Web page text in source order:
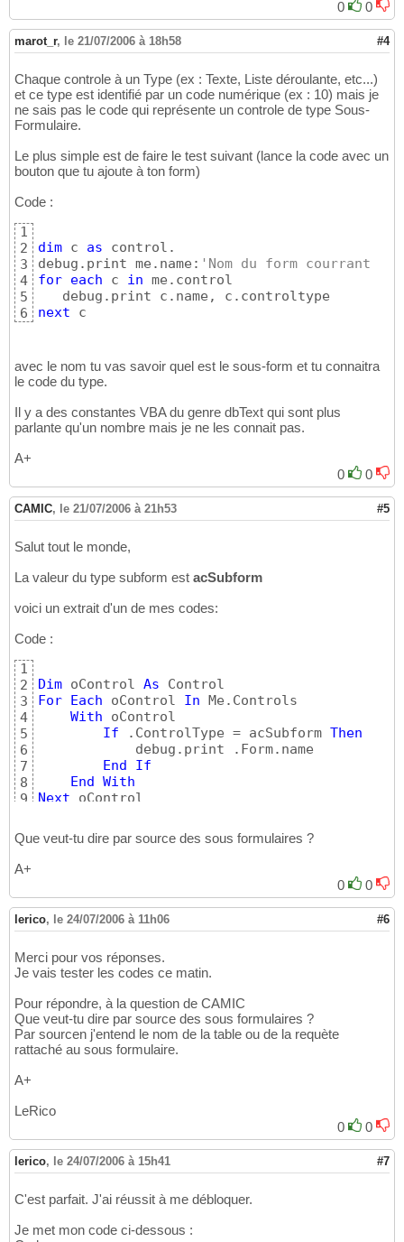
0
0
marot_r, le 21/07/2006 à 18h58 #4
Chaque controle à un Type (ex : Texte, Liste déroulante, etc...)
et ce type est identifié par un code numérique (ex : 10) mais je
ne sais pas le code qui représente un controle de type Sous-
Formulaire.
Le plus simple est de faire le test suivant (lance la code avec un
bouton que tu ajoute à ton form)
Code :
1
2
3
4
5
6
dim c as control.
debug.print me.name: 'Nom du form courrant
for each c in me.control
next c
avec le nom tu vas savoir quel est le sous-form et tu connaitra
le code du type.
Il y a des constantes VBA du genre dbText qui sont plus
parlante qu'un nombre mais je ne les connait pas.
A+
0
0
CAMIC, le 21/07/2006 à 21h53 #5
Salut tout le monde,
La valeur du type subform est acSubform
voici un extrait d'un de mes codes:
Code :
1
2
3
4
5
6
7
8
9
Dim oControl As
For
Each oControl In Me.Controls
With oControl
If .ControlType = acSubform Then
            debug.print .Form.name
End
If
End
With
Next oControl
Que veut-tu dire par source des sous formulaires ?
A+
0
0
lerico, le 24/07/2006 à 11h06 #6
Merci pour vos réponses.
Je vais tester les codes ce matin.
Pour répondre, à la question de CAMIC
Que veut-tu dire par source des sous formulaires ?
Par sourcen j'entend le nom de la table ou de la requète
rattaché au sous formulaire.
A+
LeRico
0
0
lerico, le 24/07/2006 à 15h41 #7
C'est parfait. J'ai réussit à me débloquer.
Je met mon code ci-dessous :